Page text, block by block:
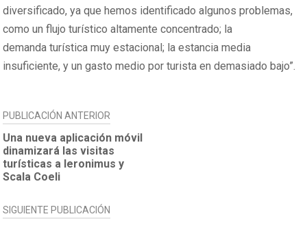
diversificado, ya que hemos identificado algunos problemas,
como un flujo turístico altamente concentrado; la
demanda turística muy estacional; la estancia media
insuficiente, y un gasto medio por turista en demasiado bajo”.
NAVEGACIÓN
DE
ENTRADAS
PUBLICACIÓN ANTERIOR
Una nueva aplicación móvil
dinamizará las visitas
turísticas a Ieronimus y
Scala Coeli
SIGUIENTE PUBLICACIÓN